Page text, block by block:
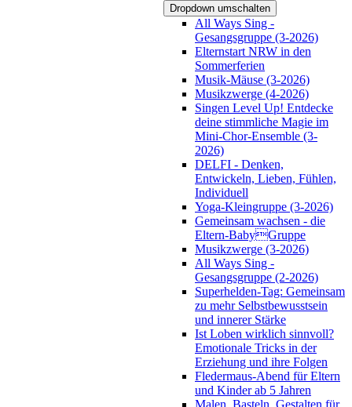
Dropdown umschalten
All Ways Sing -
Gesangsgruppe (3-2026)
Elternstart NRW in den
Sommerferien
Musik-Mäuse (3-2026)
Musikzwerge (4-2026)
Singen Level Up! Entdecke
deine stimmliche Magie im
Mini-Chor-Ensemble (3-
2026)
DELFI - Denken,
Entwickeln, Lieben, Fühlen,
Individuell
Yoga-Kleingruppe (3-2026)
Gemeinsam wachsen - die
Eltern-BabyGruppe
Musikzwerge (3-2026)
All Ways Sing -
Gesangsgruppe (2-2026)
Superhelden-Tag: Gemeinsam
zu mehr Selbstbewusstsein
und innerer Stärke
Ist Loben wirklich sinnvoll?
Emotionale Tricks in der
Erziehung und ihre Folgen
Fledermaus-Abend für Eltern
und Kinder ab 5 Jahren
Malen, Basteln, Gestalten für